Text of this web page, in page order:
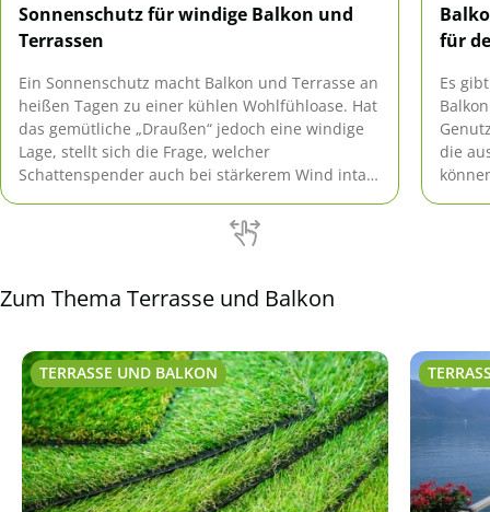
Sonnenschutz für windige Balkon und
Terrassen
Ein Sonnenschutz macht Balkon und Terrasse an
heißen Tagen zu einer kühlen Wohlfühloase. Hat
das gemütliche „Draußen“ jedoch eine windige
Lage, stellt sich die Frage, welcher
Schattenspender auch bei stärkerem Wind intakt
für
Es
die
Zum Thema Terrasse und Balkon
TERRASSE UND BALKON